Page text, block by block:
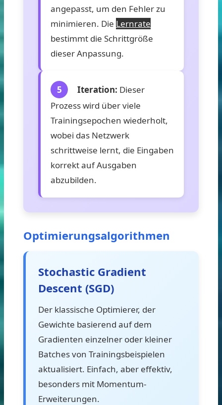
angepasst, um den Fehler zu
minimieren. Die Lernrate
bestimmt die Schrittgröße
dieser Anpassung.
5 Iteration: Dieser
Prozess wird über viele
Trainingsepochen wiederholt,
wobei das Netzwerk
schrittweise lernt, die Eingaben
korrekt auf Ausgaben
abzubilden.
Optimierungsalgorithmen
Stochastic Gradient
Descent (SGD)
Der klassische Optimierer, der
Gewichte basierend auf dem
Gradienten einzelner oder kleiner
Batches von Trainingsbeispielen
aktualisiert. Einfach, aber effektiv,
besonders mit Momentum-
Erweiterungen.